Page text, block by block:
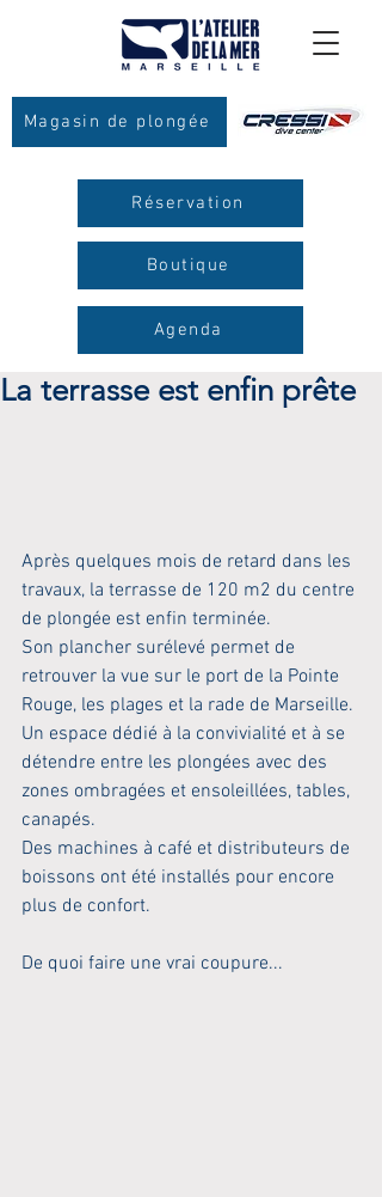
Réservation
Boutique
Agenda
Magasin de plongée
La terrasse est enfin prête
Après quelques mois de retard dans les
travaux, la terrasse de 120 m2 du centre
de plongée est enfin terminée.
Son plancher surélevé permet de
retrouver la vue sur le port de la Pointe
Rouge, les plages et la rade de Marseille.
Un espace dédié à la convivialité et à se
détendre entre les plongées avec des
zones ombragées et ensoleillées, tables,
canapés.
Des machines à café et distributeurs de
boissons ont été installés pour encore
plus de confort.
De quoi faire une vrai coupure...